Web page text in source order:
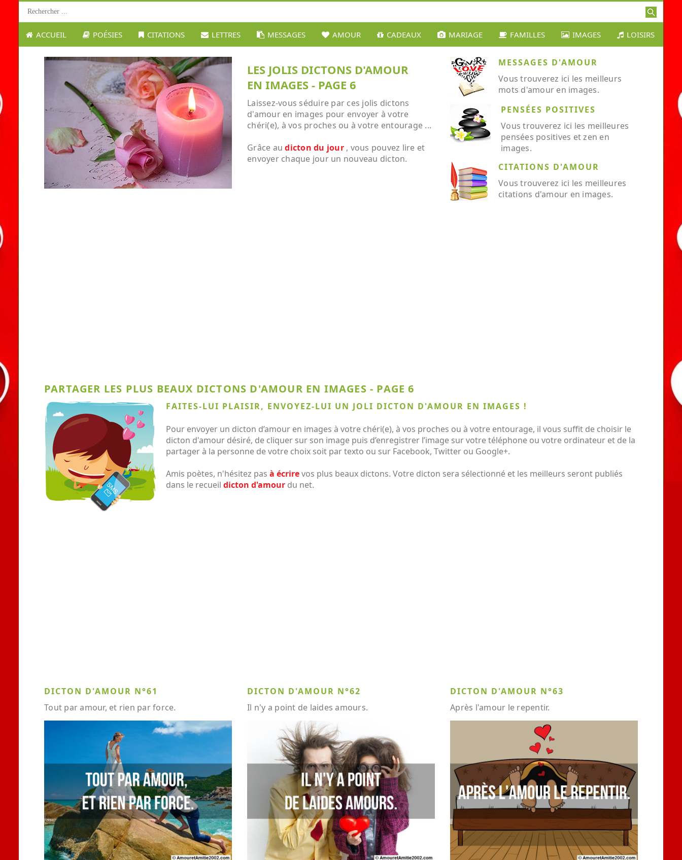
ACCUEIL POÉSIES CITATIONS LETTRES MESSAGES AMOUR CADEAUX MARIAGE FAMILLES IMAGES LOISIRS
LES JOLIS DICTONS D'AMOUR
EN IMAGES - PAGE 6
Laissez-vous séduire par ces jolis dictons
d'amour en images pour envoyer à votre
chéri(e), à vos proches ou à votre entourage ...
Grâce audicton du jour, vous pouvez lire et
envoyer chaque jour un nouveau dicton.
MESSAGES D'AMOUR
Vous trouverez ici les meilleurs
mots d'amour en images.
PENSÉES POSITIVES
Vous trouverez ici les meilleures
pensées positives et zen en
images.
CITATIONS D'AMOUR
Vous trouverez ici les meilleures
citations d'amour en images.
PARTAGER LES PLUS BEAUX DICTONS D'AMOUR EN IMAGES - PAGE 6
FAITES-LUI PLAISIR, ENVOYEZ-LUI UN JOLI DICTON D'AMOUR EN IMAGES !
Pour envoyer un dicton d’amour en images à votre chéri(e), à vos proches ou à votre entourage, il vous suffit de choisir le
dicton d'amour désiré, de cliquer sur son image puis d’enregistrer l’image sur votre téléphone ou votre ordinateur et de la
partager à la personne de votre choix soit par texto ou sur Facebook, Twitter ou Google+.
Amis poètes, n'hésitez pas à écrirevos plus beaux dictons. Votre dicton sera sélectionné et les meilleurs seront publiés
dans le recueil dicton d'amour du net.
DICTON D'AMOUR N°61
Tout par amour, et rien par force.
DICTON D'AMOUR N°62
Il n'y a point de laides amours.
DICTON D'AMOUR N°63
Après l'amour le repentir.